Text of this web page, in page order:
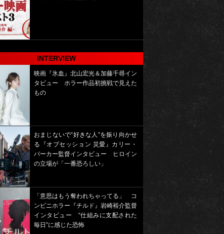
INTERVIEW
映画『氷血』北山宏光＆加藤千尋イン
タビュー ホラー作品初挑戦で見えた
もの
おまじないで“好きな人”を振り向かせ
る『オブセッション 災愛』カリー・
バーカー監督インタビュー ヒロイン
の立場が「一番恐ろしい」
「意思はもう奪われちゃってる」 コ
ンビニホラー『チルド』岩崎裕介監督
インタビュー “仕組みに支配された
毎日”に感じた恐怖